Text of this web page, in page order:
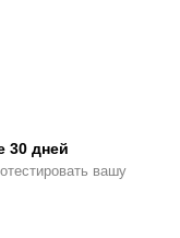
30 дней
вашу